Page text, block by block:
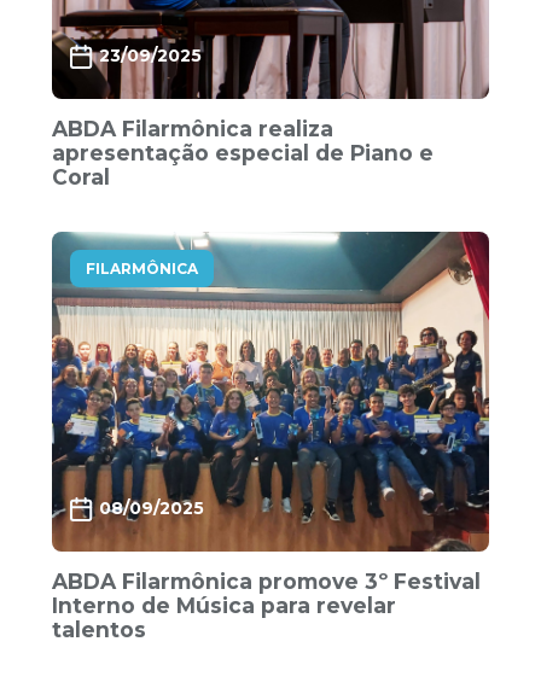
23/09/2025
ABDA Filarmônica realiza
apresentação especial de Piano e
Coral
FILARMÔNICA
08/09/2025
ABDA Filarmônica promove 3º Festival
Interno de Música para revelar
talentos